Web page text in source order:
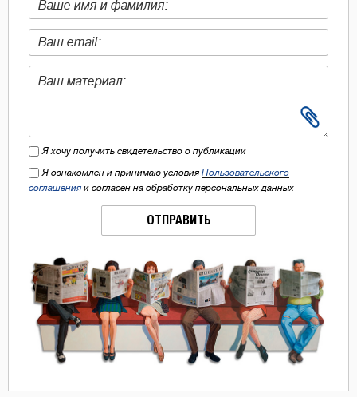
Я хочу получить свидетельство о публикации
Я ознакомлен и принимаю условия Пользовательского
соглашения и согласен на обработку персональных данных
ОТПРАВИТЬ